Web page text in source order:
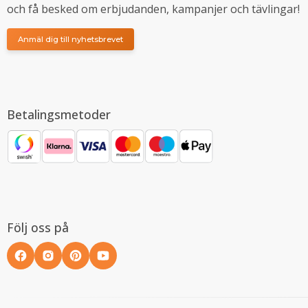
och få besked om erbjudanden, kampanjer och tävlingar!
Anmäl dig till nyhetsbrevet
Betalingsmetoder
Följ oss på